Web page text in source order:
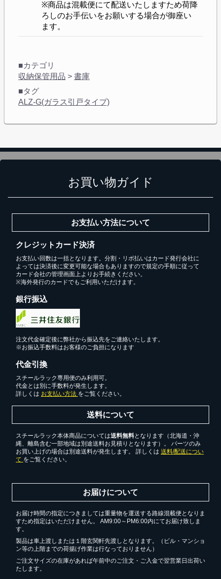
※商品は混載便にて配送いたしますため荷降
ろしのお手伝いをお願いする場合が御座い
ます。
■カテゴリ
収納保管用品 > 書庫
■タグ
ALZ-G(ガラス引戸タイプ)
お買い物ガイド
お支払い方法について
クレジットカード決済
お支払い回数は一括となります。分割・リボ払いはカード発行会社に
よっては決済後に変更可能な場合もありますので規定の手順に従って
カード会社の管理画面上よりお手続きください。
※海外発行のカードでもご利用いただけます。
銀行振込
注文代金確定後に弊社から振込先をご連絡いたします。
※お振込手数料はお客様のご負担になります
代金引換
スチールラック専用便のみ利用可。
代金とは別に手数料が発生します。
詳しくは お支払い方法 をご覧ください。
送料について
スチールラック本体商品については送料無料となります（北海道・沖
縄、離島含む一部地域は別途送料お見積りとなります）。 パーツのみ
お買い上げの場合は別途送料が発生します。 詳しくは 送料/配送につい
て をご覧ください。
お届けについて
お届け時間の指定につきましては重量物を運送する路線混載便となりま
すため指定はいただけません。 AM9:00～PM6:00内にてお届け致しま
す。
製品は車上渡しまたは１階玄関軒先渡しとなります。（ビル・マンショ
ン等の上階までの荷揚げ作業は行なっておりません）
ご注文サイズの在庫があれば午前中のご注文・ご入金で翌営業日出荷い
たします。
たします！
ます(安心保証付き)
カートへ進む
無料お見積する